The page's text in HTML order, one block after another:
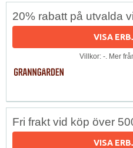
20% rabatt på utvalda
VISA
Villkor: -. Mer
Fri frakt vid köp över
VISA